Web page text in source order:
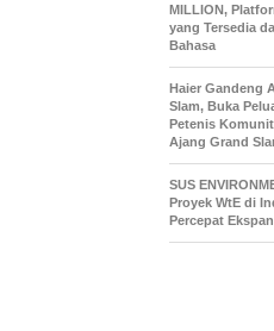
MILLION,
yang Tersedia
Bahasa
Haier Gandeng
Slam, Buka
Petenis
Ajang Grand
SUS
Proyek WtE di
Percepat